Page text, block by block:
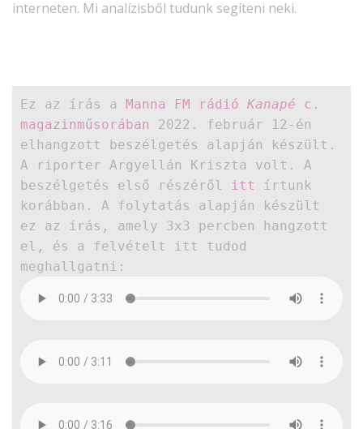
interneten. Mi analízisből tudunk segíteni neki.
Ez az írás a Manna FM rádió Kanapé c.
magazinműsorában
2022. február 12-én
elhangzott beszélgetés alapján készült.
A riporter Argyellán Kriszta volt. A
beszélgetés első részéről itt
írtunk
korábban. A folytatás alapján készült
ez az írás, amely 3x3 percben hangzott
el, és a felvételt itt tudod
meghallgatni: